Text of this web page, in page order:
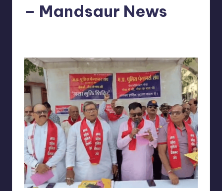
– Mandsaur News